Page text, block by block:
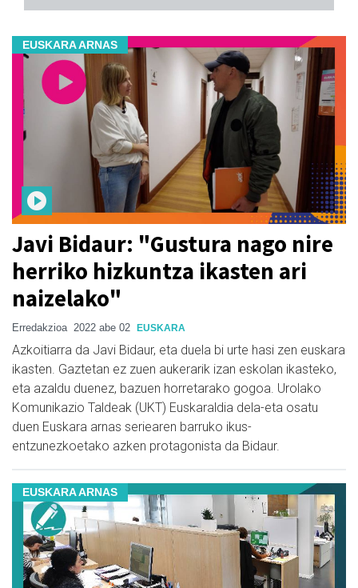
EUSKARA ARNAS
Javi Bidaur: "Gustura nago nire
herriko hizkuntza ikasten ari
naizelako"
Erredakzioa 2022 abe 02 EUSKARA
Azkoitiarra da Javi Bidaur, eta duela bi urte hasi zen euskara
ikasten. Gaztetan ez zuen aukerarik izan eskolan ikasteko,
eta azaldu duenez, bazuen horretarako gogoa. Urolako
Komunikazio Taldeak (UKT) Euskaraldia dela-eta osatu
duen Euskara arnas seriearen barruko ikus-
entzunezkoetako azken protagonista da Bidaur.
EUSKARA ARNAS